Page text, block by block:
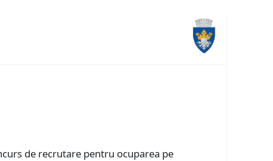
de recrutare pentru ocuparea pe